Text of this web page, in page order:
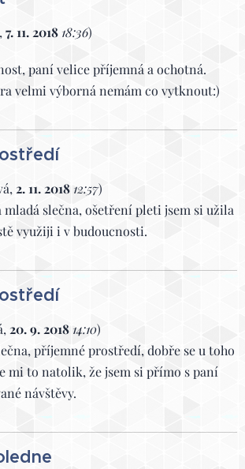
7. 11. 2018 18:36)
paní velice příjemná a ochotná.
velmi výborná nemám co vytknout:)
2. 11. 201812:57)
mladá slečna, ošetření pleti jsem si užila
využiji i v budoucnosti.
20. 9. 201814:10)
příjemné prostředí, dobře se u toho
mi to natolik, že jsem si přímo s paní
návštěvy.